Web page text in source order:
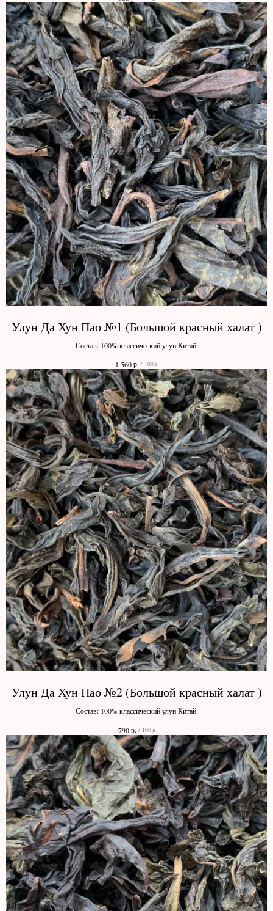
Улун Да Хун Пао №1 (Большой красный халат )
Состав: 100% классический улун Китай.
1 560р. / 100 g
Улун Да Хун Пао №2 (Большой красный халат )
Состав: 100% классический улун Китай.
790 р. / 100 g